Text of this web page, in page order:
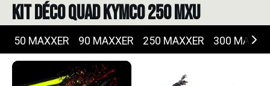
Kit déco Quad Kymco 250 MXU
50 MAXXER 90 MAXXER 250 MAXXER 300